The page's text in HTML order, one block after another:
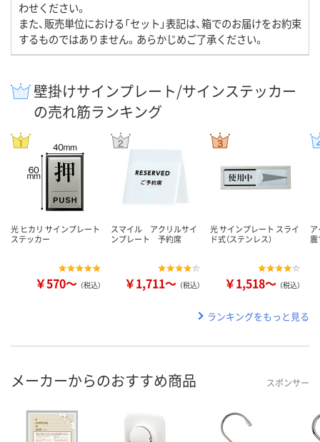
わせください。
また、販売単位における「セット」表記は、箱でのお届けをお約束
するものではありません。あらかじめご了承ください。
壁掛けサインプレート/サインステッカー
の売れ筋ランキング
光 ヒカリ サインプレート
ステッカー
￥570～ （税込）
スマイル アクリルサイ
ンプレート 予約席
￥1,711～ （税込）
光 サインプレート スライ
ド式（ステンレス）
￥1,518～ （税込）
ア
震
ランキングをもっと見る
メーカーからのおすすめ商品 スポンサー